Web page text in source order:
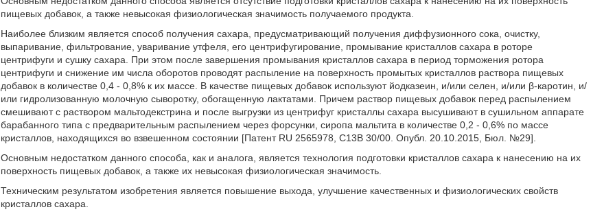
пищевых добавок, а также невысокая физиологическая значимость получаемого продукта.
Наиболее близким является способ получения сахара, предусматривающий получения диффузионного сока, очистку,
выпаривание, фильтрование, уваривание утфеля, его центрифугирование, промывание кристаллов сахара в роторе
центрифуги и сушку сахара. При этом после завершения промывания кристаллов сахара в период торможения ротора
центрифуги и снижение им числа оборотов проводят распыление на поверхность промытых кристаллов раствора пищевых
добавок в количестве 0,4 - 0,8% к их массе. В качестве пищевых добавок используют йодказеин, и/или селен, и/или β-каротин, и/
или гидролизованную молочную сыворотку, обогащенную лактатами. Причем раствор пищевых добавок перед распылением
смешивают с раствором мальтодекстрина и после выгрузки из центрифуг кристаллы сахара высушивают в сушильном аппарате
барабанного типа с предварительным распылением через форсунки, сиропа мальтита в количестве 0,2 - 0,6% по массе
кристаллов, находящихся во взвешенном состоянии [Патент RU 2565978, С13В 30/00. Опубл. 20.10.2015, Бюл. №29].
Основным недостатком данного способа, как и аналога, является технология подготовки кристаллов сахара к нанесению на их
поверхность пищевых добавок, а также их невысокая физиологическая значимость.
Техническим результатом изобретения является повышение выхода, улучшение качественных и физиологических свойств
кристаллов сахара.